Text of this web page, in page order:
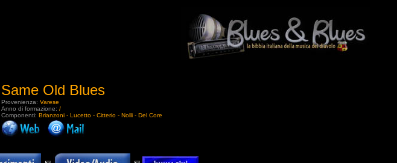
Same Old Blues
Provenienza: Varese
Anno di formazione: /
Componenti: Brianzoni - Lucetto - Citterio - Nolli - Del Core
.